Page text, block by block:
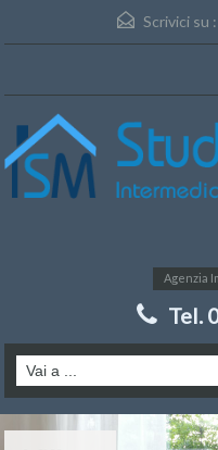
Scrivici su :
Agenzia
Tel.